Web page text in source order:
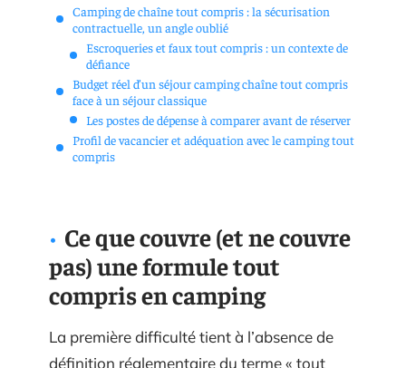
Camping de chaîne tout compris : la sécurisation
contractuelle, un angle oublié
Escroqueries et faux tout compris : un contexte de
défiance
Budget réel d’un séjour camping chaîne tout compris
face à un séjour classique
Les postes de dépense à comparer avant de réserver
Profil de vacancier et adéquation avec le camping tout
compris
Ce que couvre (et ne couvre
pas) une formule tout
compris en camping
La première difficulté tient à l’absence de
définition réglementaire du terme « tout